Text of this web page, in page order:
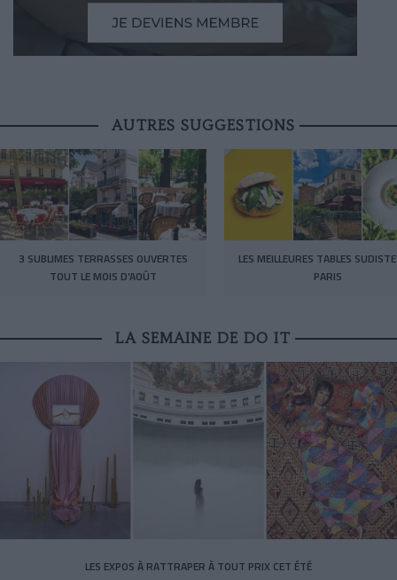
AUTRES SUGGESTIONS
3 SUBLIMES TERRASSES OUVERTES
TOUT LE MOIS D’AOÛT
LES MEILLEURES TABLES
PARIS
LA SEMAINE DE DO IT
LES EXPOS À RATTRAPER À TOUT PRIX CET ÉTÉ